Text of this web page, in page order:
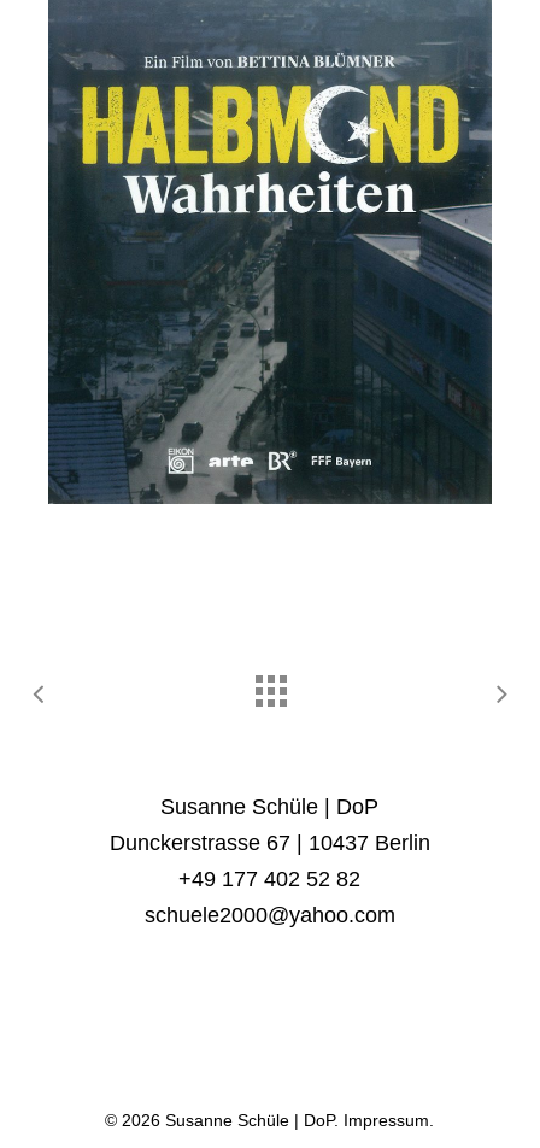
Susanne Schüle | DoP
Dunckerstrasse 67 | 10437 Berlin
+49 177 402 52 82
schuele2000@yahoo.com
© 2026 Susanne Schüle | DoP. Impressum.